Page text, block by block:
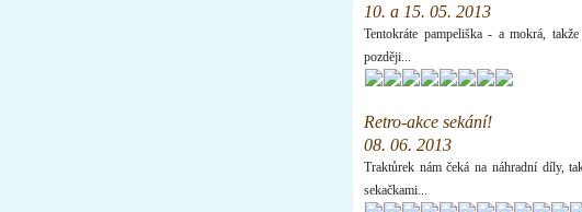
10. a 15. 05. 2013
Tentokráte pampeliška - a mokrá,
později...
Retro-akce sekání!
08. 06. 2013
Traktůrek nám čeká na náhradní díly,
sekačkami...